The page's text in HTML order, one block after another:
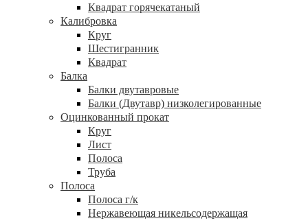
Квадрат горячекатаный
Калибровка
Круг
Шестигранник
Квадрат
Балка
Балки двутавровые
Балки (Двутавр) низколегированные
Оцинкованный прокат
Круг
Лист
Полоса
Труба
Полоса
Полоса г/к
Нержавеющая никельсодержащая